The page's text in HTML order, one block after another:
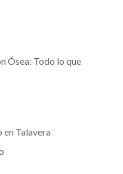
Ósea: Todo lo que
en Talavera